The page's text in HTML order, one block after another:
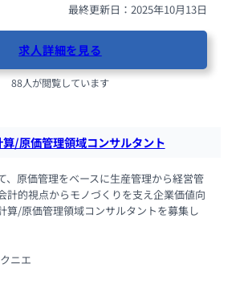
最終更新日：2025年10月13日
求人詳細を見る
88人が閲覧しています
算/原価管理領域コンサルタント
、原価管理をベースに生産管理から経営管
計的視点からモノづくりを支え企業価値向
算/原価管理領域コンサルタントを募集し
クニエ